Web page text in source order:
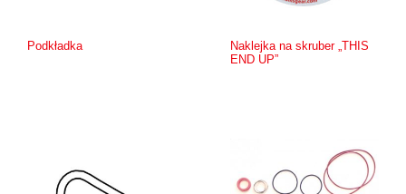
Podkładka
Naklejka na skruber „THIS
END UP”